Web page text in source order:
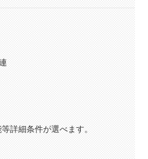
詳細条件が選べます。